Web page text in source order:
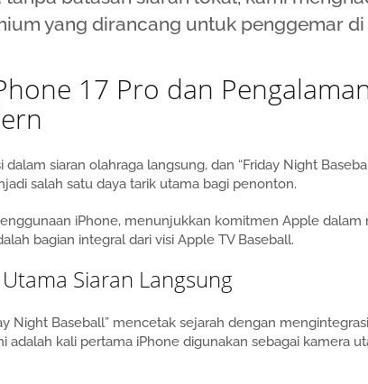
yang dirancang untuk penggemar di
17 Pro dan
siaran olahraga langsung, dan “Friday Night
salah satu daya tarik utama bagi penonton.
iPhone, menunjukkan komitmen Apple
bagian integral dari visi Apple TV Baseball.
Siaran Langsung
Night Baseball” mencetak sejarah dengan
adalah kali pertama iPhone digunakan sebagai kamera